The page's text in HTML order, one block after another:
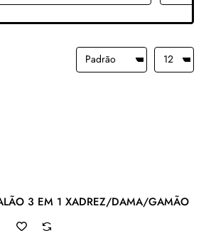
JG MANUAL DE SALÃO 3 EM 1 XADREZ/DAMA/GAMÃO